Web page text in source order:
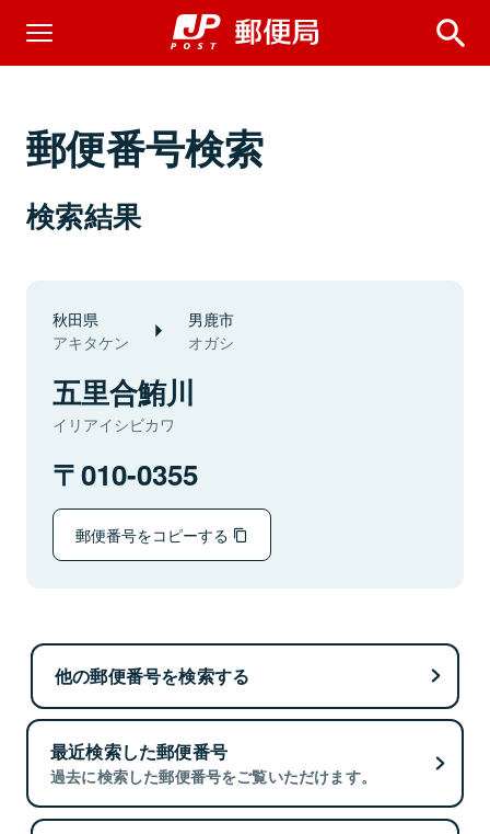
郵便番号検索
検索結果
秋田県
アキタケン
男鹿市
オガシ
五里合鮪川
イリアイシビカワ
010-0355
郵便番号をコピーする
他の郵便番号を検索する
最近検索した郵便番号
過去に検索した郵便番号をご覧いただけます。